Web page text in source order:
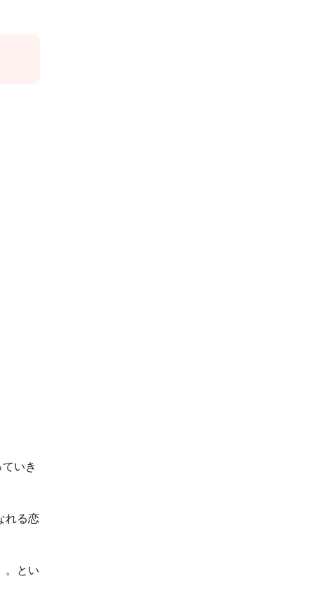
いき
れる恋
。とい